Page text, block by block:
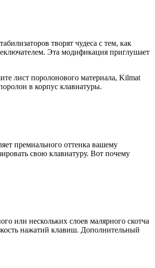
творят чудеса с тем, как
Эта модификация приглушает
лист поролонового материала, Kilmat
в корпус клавиатуры.
премиального оттенка вашему
свою клавиатуру. Вот почему
или нескольких слоев малярного скотча
нажатий клавиш. Дополнительный